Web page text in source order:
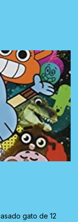
gato de 12